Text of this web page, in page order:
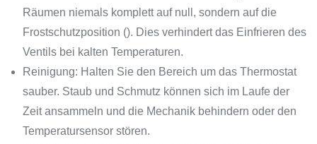
Räumen niemals komplett auf null, sondern auf die
Frostschutzposition (). Dies verhindert das Einfrieren des
Ventils bei kalten Temperaturen.
Reinigung: Halten Sie den Bereich um das Thermostat
sauber. Staub und Schmutz können sich im Laufe der
Zeit ansammeln und die Mechanik behindern oder den
Temperatursensor stören.